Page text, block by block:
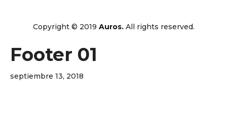
Copyright © 2019 Auros.All rights reserved.
Footer 01
septiembre 13, 2018